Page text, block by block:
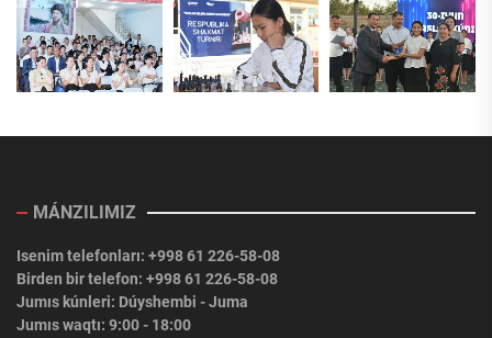
MÁNZILIMIZ
Isenim telefonları: +998 61 226-58-08
Birden bir telefon: +998 61 226-58-08
Jumıs kúnleri: Dúyshembi - Juma
Jumıs waqtı: 9:00 - 18:00